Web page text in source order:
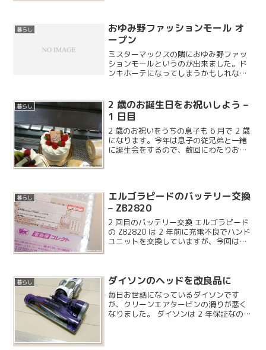
暮らし
おゆみ野ファッションモール オ
ープン
ミスターマックスの隣におゆみ野ファッ
ションモールというのが出来ました。ド
ンキホーテになってしまうかもしれない
せんでした。
暮らし
2 歳のお誕生日をお祝いしよう –
1 日目
2 歳のお祝いをうちの息子も 6 月で 2 歳
になります。今年は息子の従兄弟と一緒
に誕生会をするので、数回にわたりお祝
暮らし
エルゴラピードのバッテリー交換
– ZB2820
2 回目のバッテリー交換 エルゴラピード
の ZB2820 は 2 年前に充電不良でハンド
ユニットを交換していますが、今回は寿
暮らし ダイソンのヘッドを改良品に
毎日お世話になっているダイソンです
が、クリーンエアタービンの滑りが悪く
なりました。 ダイソンは 2 年保証なので